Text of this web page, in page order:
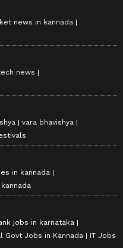
news in kannada
news
vara bhavishya
in kannada
jobs in karnataka
Govt Jobs in Kannada IT Jobs